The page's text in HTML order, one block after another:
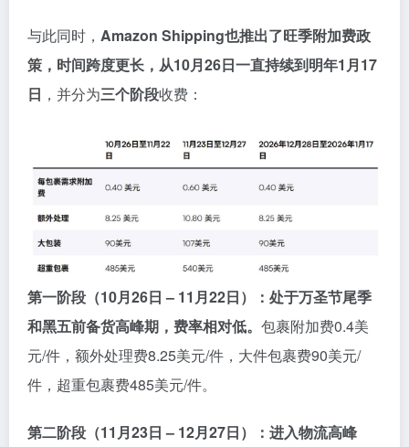
与此同时， Amazon Shipping也推出了旺季附加费政
策 ，时间跨度更长，从10月26日一直持续到明年1月17
日 ，并分为三个阶段收费：
第一阶段（10月26日 – 11月22日）： 处于万圣节尾季
和黑五前备货高峰期，费率相对低。 包裹附加费0.4美
元/件，额外处理费8.25美元/件，大件包裹费90美元/
件，超重包裹费485美元/件。
第二阶段（11月23日 – 12月27日）： 进入物流高峰